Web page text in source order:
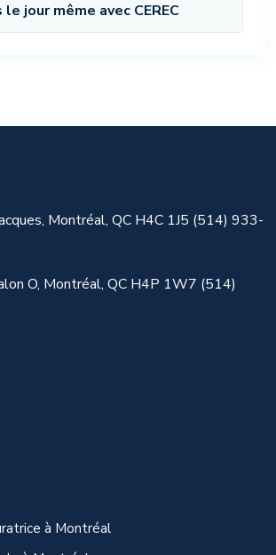
le jour même avec CEREC
Montréal, QC H4C 1J5 (514) 933-
O, Montréal, QC H4P 1W7 (514)
à Montréal